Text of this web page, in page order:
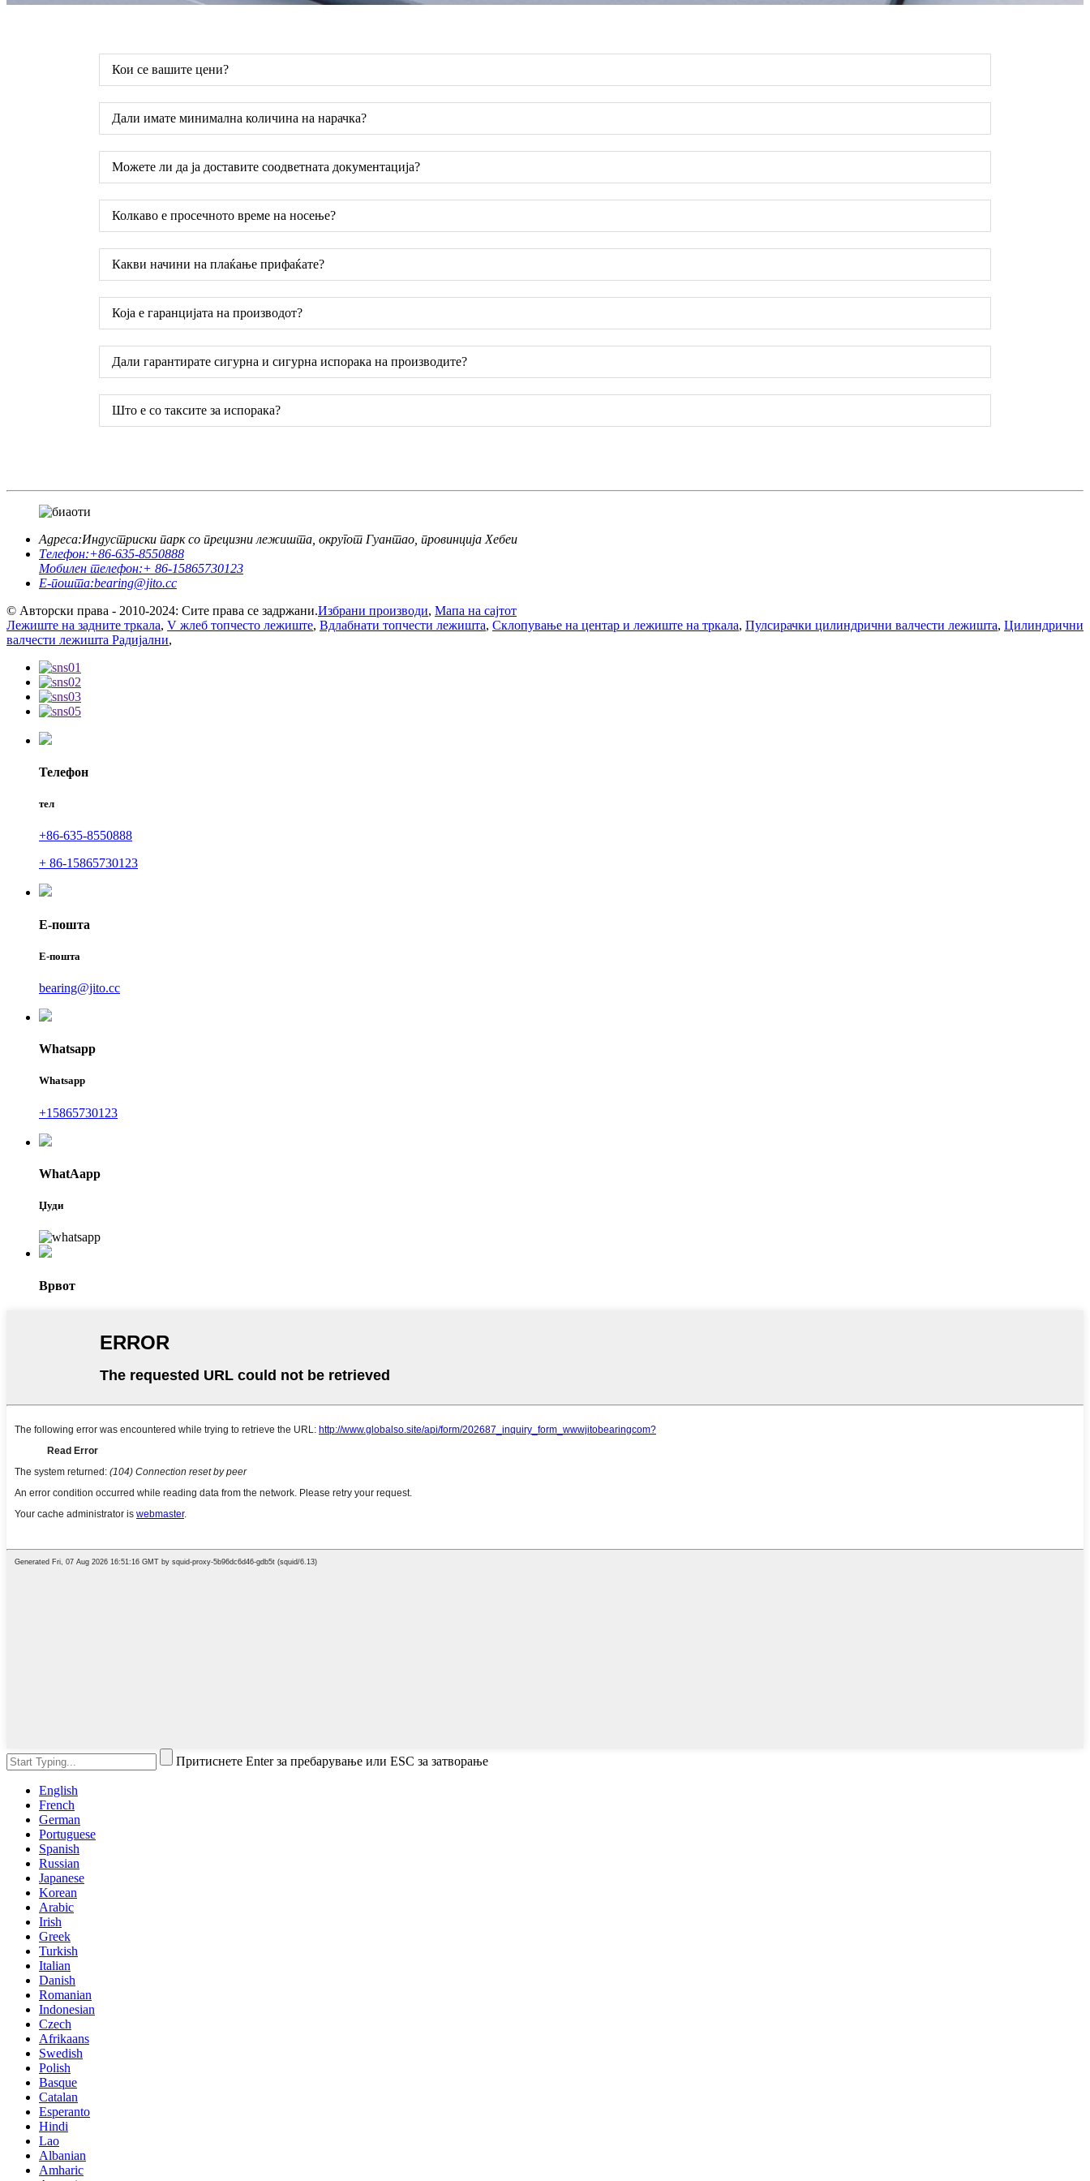
Кои се вашите цени?
Дали имате минимална количина на нарачка?
Можете ли да ја доставите соодветната документација?
Колкаво е просечното време на носење?
Какви начини на плаќање прифаќате?
Која е гаранцијата на производот?
Дали гарантирате сигурна и сигурна испорака на производите?
Што е со таксите за испорака?
Адреса:Индустриски парк со прецизни лежишта, округот Гуантао, провинција Хебеи
Телефон:+86-635-8550888
Мобилен телефон:+ 86-15865730123
Е-пошта:bearing@jito.cc
© Авторски права - 2010-2024: Сите права се задржани.Избрани производи, Мапа на сајтот
Лежиште на задните тркала, V жлеб топчесто лежиште, Вдлабнати топчести лежишта, Склопување на центар и лежиште на тркала, Пулсирачки цилиндрични валчести лежишта, Цилиндрични
валчести лежишта Радијални,
Телефон
тел
+86-635-8550888
+ 86-15865730123
Е-пошта
Е-пошта
bearing@jito.cc
Whatsapp
Whatsapp
+15865730123
WhatAapp
Џуди
Врвот
Притиснете Enter за пребарување или ESC за затворање
English
French
German
Portuguese
Spanish
Russian
Japanese
Korean
Arabic
Irish
Greek
Turkish
Italian
Danish
Romanian
Indonesian
Czech
Afrikaans
Swedish
Polish
Basque
Catalan
Esperanto
Hindi
Lao
Albanian
Amharic